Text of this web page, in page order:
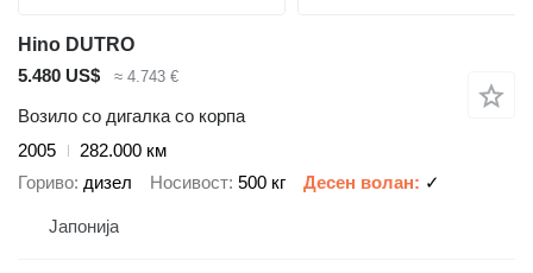
Hino DUTRO
5.480 US$
≈ 4.743 €
Возило со дигалка со корпа
2005
282.000 км
Гориво дизел Носивост 500 кг Десен волан ✓
Јапонија